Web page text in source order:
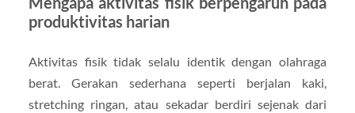
produktivitas harian
Aktivitas fisik tidak selalu identik dengan olahraga
berat. Gerakan sederhana seperti berjalan kaki,
stretching ringan, atau sekadar berdiri sejenak dari